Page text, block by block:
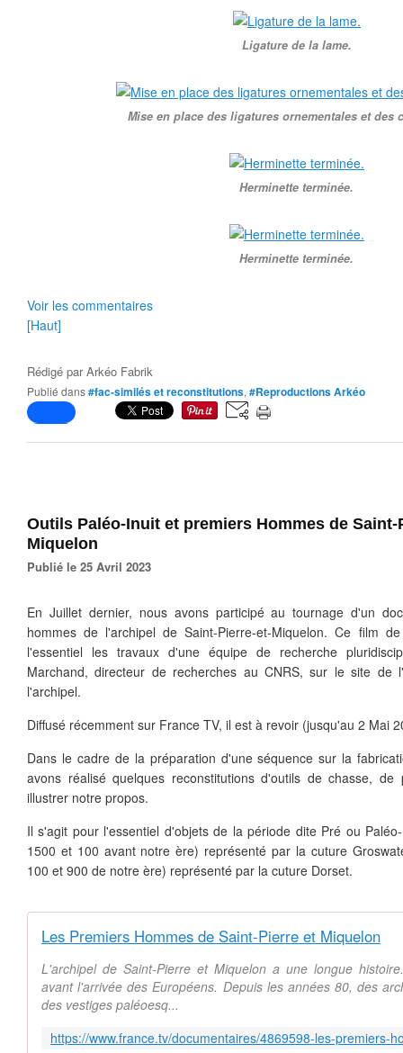
Ligature de la lame.
Mise en place des ligatures ornementales et des
Herminette terminée.
Herminette terminée.
Voir les commentaires
[Haut]
Rédigé parArkéo Fabrik
Publié dans#fac-similés et reconstitutions, #Reproductions Arkéo
Outils Paléo-Inuit et premiers Hommes de Saint-
Miquelon
Publié le 25 Avril 2023
En Juillet dernier, nous avons participé au tournage d'un
hommes de l'archipel de Saint-Pierre-et-Miquelon. Ce film
l'essentiel les travaux d'une équipe de recherche
Marchand, directeur de recherches au CNRS, sur le site de
l'archipel.
Diffusé récemment sur France TV, il est à revoir (jusqu'au 2 Mai
Dans le cadre de la préparation d'une séquence sur la
avons réalisé quelques reconstitutions d'outils de chasse,
illustrer notre propos.
Il s'agit pour l'essentiel d'objets de la période dite Pré ou
1500 et 100 avant notre ère) représenté par la cuture
100 et 900 de notre ère) représenté par la cuture Dorset.
Les Premiers Hommes de Saint-Pierre et Miquelon
L'archipel de Saint-Pierre et Miquelon a une longue
avant l'arrivée des Européens. Depuis les années 80, des
des vestiges paléoesq...